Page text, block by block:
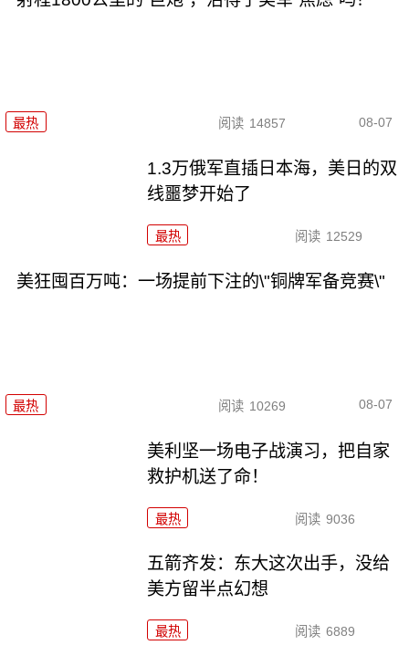
最热 阅读 14857 08-07
1.3万俄军直插日本海，美日的双
线噩梦开始了
最热 阅读 12529
美狂囤百万吨：一场提前下注的\"铜牌军备竞赛\"
最热 阅读 10269 08-07
美利坚一场电子战演习，把自家
救护机送了命！
最热 阅读 9036
五箭齐发：东大这次出手，没给
美方留半点幻想
最热 阅读 6889